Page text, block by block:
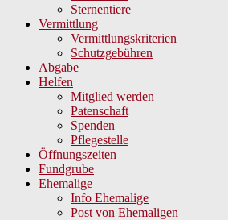
Sternentiere
Vermittlung
Vermittlungskriterien
Schutzgebühren
Abgabe
Helfen
Mitglied werden
Patenschaft
Spenden
Pflegestelle
Öffnungszeiten
Fundgrube
Ehemalige
Info Ehemalige
Post von Ehemaligen